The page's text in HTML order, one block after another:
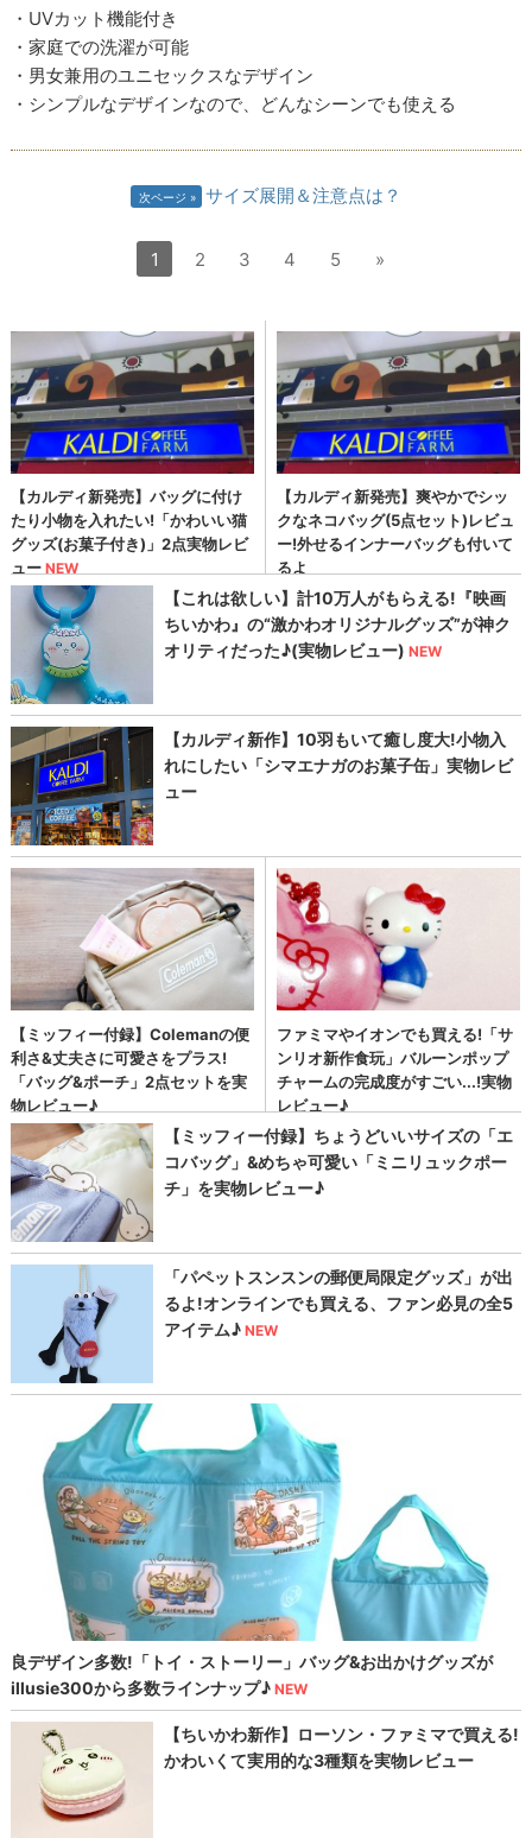
・UVカット機能付き
・家庭での洗濯が可能
・男女兼用のユニセックスなデザイン
・シンプルなデザインなので、どんなシーンでも使える
次ページ サイズ展開＆注意点は？
1 2 3 4 5 »